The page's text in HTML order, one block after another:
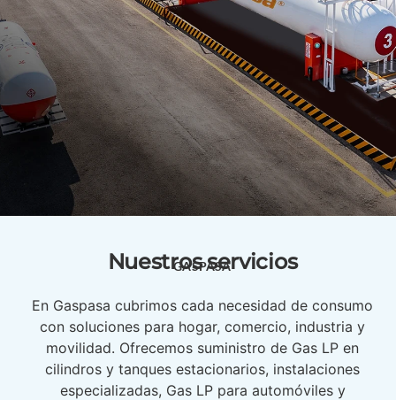
GASPASA
Nuestros servicios
En Gaspasa cubrimos cada necesidad de consumo
con soluciones para hogar, comercio, industria y
movilidad. Ofrecemos suministro de Gas LP en
cilindros y tanques estacionarios, instalaciones
especializadas, Gas LP para automóviles y